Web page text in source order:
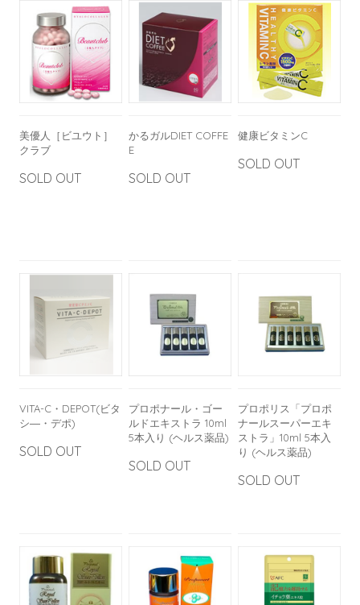
美優人［ビユウト］
クラブ
SOLD OUT
かるガルDIET COFFE
E
SOLD OUT
健康ビタミンC
SOLD OUT
VITA-C・DEPOT(ビタ
シ―・デポ)
SOLD OUT
プロポナール・ゴー
ルドエキストラ 10ml
5本入り (ヘルス薬品)
SOLD OUT
プロポリス「プロポ
ナールスーパーエキ
ストラ」10ml 5本入
り (ヘルス薬品)
SOLD OUT